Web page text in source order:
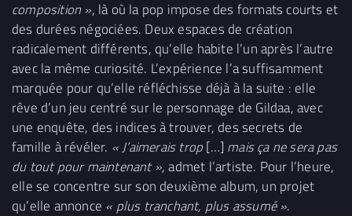
composition », là où la pop impose des formats courts et
des durées négociées. Deux espaces de création
radicalement différents, qu’elle habite l’un après l’autre
avec la même curiosité. L’expérience l’a suffisamment
marquée pour qu’elle réfléchisse déjà à la suite : elle
rêve d’un jeu centré sur le personnage de Gildaa, avec
une enquête, des indices à trouver, des secrets de
famille à révéler. « J’aimerais trop […] mais ça ne sera pas
du tout pour maintenant », admet l’artiste. Pour l’heure,
elle se concentre sur son deuxième album, un projet
qu’elle annonce « plus tranchant, plus assumé ».